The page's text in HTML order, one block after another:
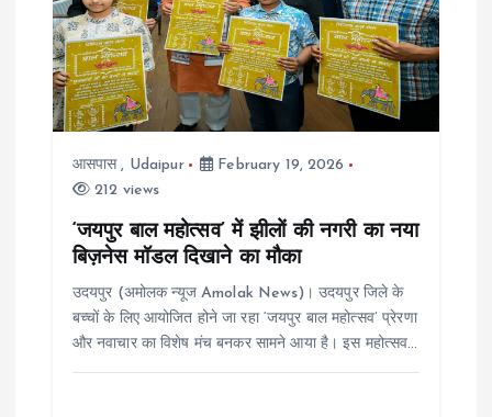
आसपास, Udaipur
February 19, 2026
212 views
‘जयपुर बाल महोत्सव’ में झीलों की नगरी का नया
बिज़नेस मॉडल दिखाने का मौका
उदयपुर (अमोलक न्यूज Amolak News)। उदयपुर जिले के
बच्चों के लिए आयोजित होने जा रहा ‘जयपुर बाल महोत्सव’ प्रेरणा
और नवाचार का विशेष मंच बनकर सामने आया है। इस महोत्सव…